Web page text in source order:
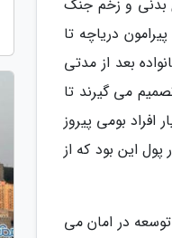
بدنی و زخم جنگ
دریاچه تا
بعد از مدتی
می گیرند تا
2001 بعد از چانه زنی های بسیار افراد بومی پیروز
مقدار پول این بود که از
در امان می